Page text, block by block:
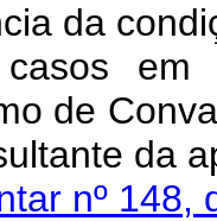
da
casos
de
da
nº 148,